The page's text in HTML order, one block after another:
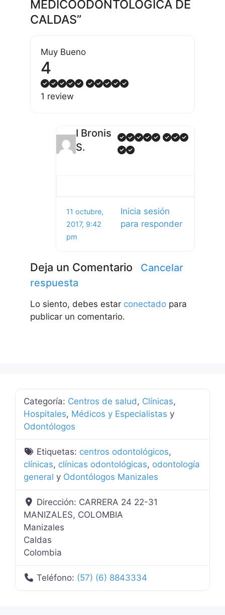
MEDICOODONTOLOGICA DE
CALDAS”
Muy Bueno
4
1 review
I Bronis
S.
11 octubre,
2017, 9:42
pm
Inicia sesión
para responder
Deja un Comentario
Cancelar
respuesta
Lo siento, debes estar conectado para
publicar un comentario.
Categoría: Centros de salud , Clínicas,
Hospitales, Médicos y Especialistas y
Odontólogos
Etiquetas: centros odontológicos,
clínicas, clínicas odontológicas, odontología
general y Odontólogos Manizales
Dirección: CARRERA 24 22-31
MANIZALES, COLOMBIA
Manizales
Caldas
Colombia
Teléfono: (57) (6) 8843334